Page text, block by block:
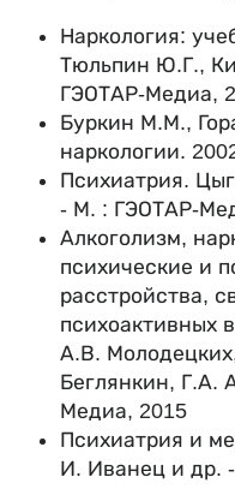
Наркология:
Тюльпин Ю.Г.,
ГЭОТАР-Медиа,
Буркин М.М.,
наркологии.
Психиатрия.
- М. : ГЭОТАР-
Алкоголизм,
психические и
расстройства,
психоактивных
А.В.
Беглянкин, Г.А.
Медиа, 2015
Психиатрия и
И. Иванец и др.